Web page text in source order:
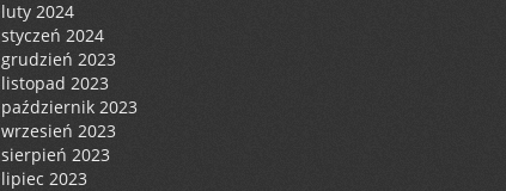
luty 2024
styczeń 2024
grudzień 2023
listopad 2023
październik 2023
wrzesień 2023
sierpień 2023
lipiec 2023